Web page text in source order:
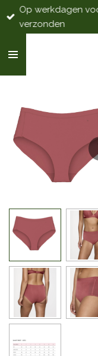
Ga
direct
de
Op werkdagen
verzonden